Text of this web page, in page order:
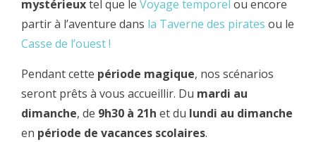
mystérieuxtel que le Voyage temporel ou encore
partir à l’aventure dans la Taverne des pirates ou le
Casse de l’ouest !
Pendant cette période magique, nos scénarios
seront prêts à vous accueillir. Du mardi au
dimanche, de 9h30 à 21h et du lundi au dimanche
en période de vacances scolaires.